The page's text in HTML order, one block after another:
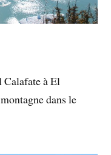
Calafate à El
dans le